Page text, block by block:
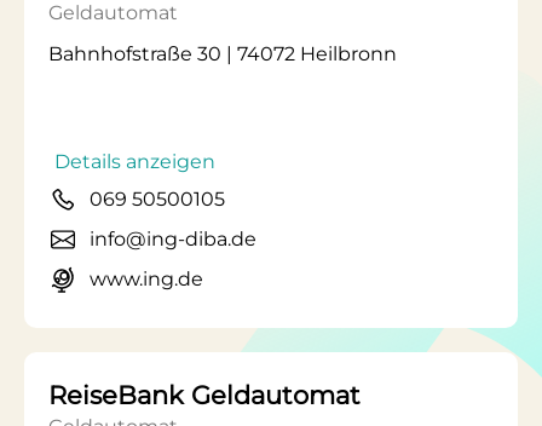
Geldautomat
Bahnhofstraße 30 | 74072 Heilbronn
Details anzeigen
069 50500105
info@ing-diba.de
www.ing.de
ReiseBank Geldautomat